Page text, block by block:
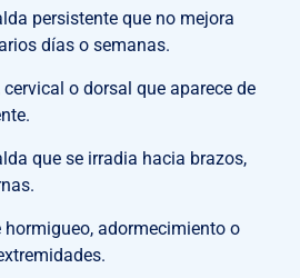
persistente que no mejora
días o semanas.
o dorsal que aparece de
que se irradia hacia brazos,
hormigueo, adormecimiento o